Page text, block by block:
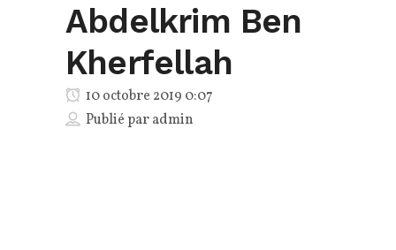
Abdelkrim Ben
Kherfellah
10 octobre 2019 0:07
Publié paradmin